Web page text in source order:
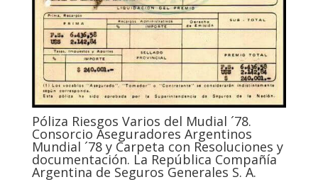
Póliza Riesgos Varios del Mudial ´78.
Consorcio Aseguradores Argentinos
Mundial ´78 y Carpeta con Resoluciones y
documentación. La República Compañía
Argentina de Seguros Generales S. A.